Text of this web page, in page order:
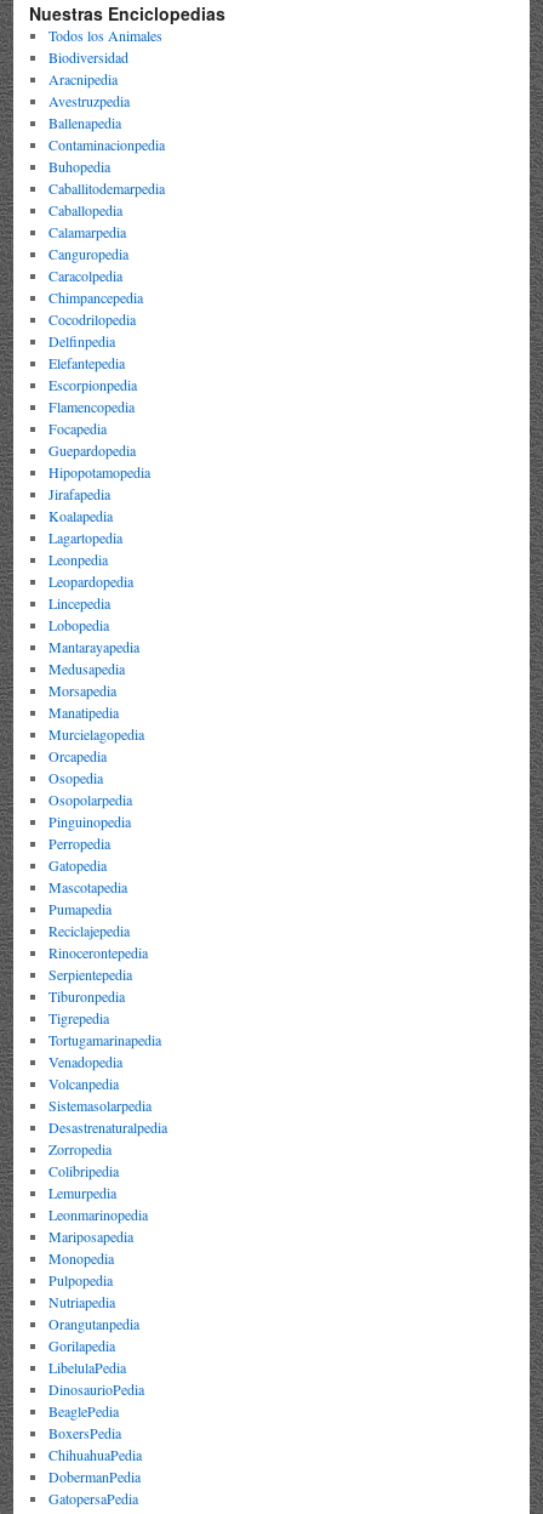
Nuestras Enciclopedias
Todos los Animales
Biodiversidad
Aracnipedia
Avestruzpedia
Ballenapedia
Contaminacionpedia
Buhopedia
Caballitodemarpedia
Caballopedia
Calamarpedia
Canguropedia
Caracolpedia
Chimpancepedia
Cocodrilopedia
Delfinpedia
Elefantepedia
Escorpionpedia
Flamencopedia
Focapedia
Guepardopedia
Hipopotamopedia
Jirafapedia
Koalapedia
Lagartopedia
Leonpedia
Leopardopedia
Lincepedia
Lobopedia
Mantarayapedia
Medusapedia
Morsapedia
Manatipedia
Murcielagopedia
Orcapedia
Osopedia
Osopolarpedia
Pinguinopedia
Perropedia
Gatopedia
Mascotapedia
Pumapedia
Reciclajepedia
Rinocerontepedia
Serpientepedia
Tiburonpedia
Tigrepedia
Tortugamarinapedia
Venadopedia
Volcanpedia
Sistemasolarpedia
Desastrenaturalpedia
Zorropedia
Colibripedia
Lemurpedia
Leonmarinopedia
Mariposapedia
Monopedia
Pulpopedia
Nutriapedia
Orangutanpedia
Gorilapedia
LibelulaPedia
DinosaurioPedia
BeaglePedia
BoxersPedia
ChihuahuaPedia
DobermanPedia
GatopersaPedia